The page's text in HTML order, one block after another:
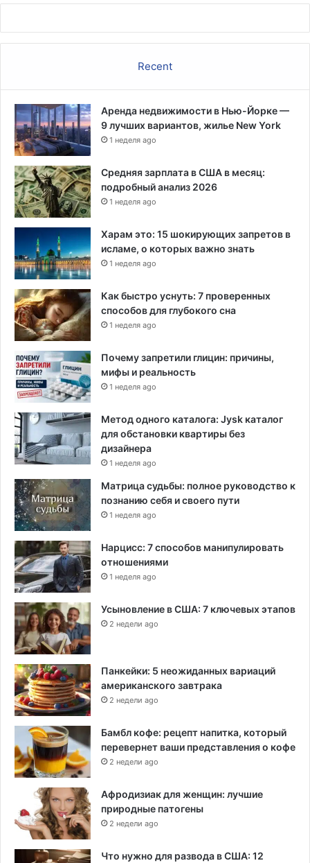
в
р
о
в
а
н
н
ы
х
п
у
т
е
е
с
т
в
е
н
н
к
о
в
ъ
е
з
ж
а
ю
щ
и
х
в
С
Ш
А
Recent
Аренда недвижимости в Нью-Йорке —
9 лучших вариантов, жилье New York
1 неделя ago
Средняя зарплата в США в месяц:
подробный анализ 2026
1 неделя ago
Харам это: 15 шокирующих запретов в
исламе, о которых важно знать
1 неделя ago
Как быстро уснуть: 7 проверенных
способов для глубокого сна
1 неделя ago
Почему запретили глицин: причины,
мифы и реальность
1 неделя ago
Метод одного каталога: Jysk каталог
для обстановки квартиры без
дизайнера
1 неделя ago
Матрица судьбы: полное руководство к
познанию себя и своего пути
1 неделя ago
Нарцисс: 7 способов манипулировать
отношениями
1 неделя ago
Усыновление в США: 7 ключевых этапов
2 недели ago
Панкейки: 5 неожиданных вариаций
американского завтрака
2 недели ago
Бамбл кофе: рецепт напитка, который
перевернет ваши представления о кофе
2 недели ago
Афродизиак для женщин: лучшие
природные патогены
2 недели ago
Что нужно для развода в США: 12